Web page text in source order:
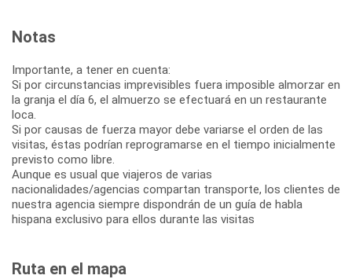
Notas
Importante, a tener en cuenta:
Si por circunstancias imprevisibles fuera imposible almorzar en
la granja el día 6, el almuerzo se efectuará en un restaurante
loca.
Si por causas de fuerza mayor debe variarse el orden de las
visitas, éstas podrían reprogramarse en el tiempo inicialmente
previsto como libre.
Aunque es usual que viajeros de varias
nacionalidades/agencias compartan transporte, los clientes de
nuestra agencia siempre dispondrán de un guía de habla
hispana exclusivo para ellos durante las visitas
Ruta en el mapa